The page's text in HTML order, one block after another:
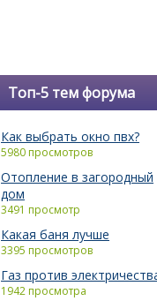
Топ-5 тем форума
Как выбрать окно пвх?
5980 просмотров
Отопление в загородный
дом
3491 просмотр
Какая баня лучше
3395 просмотров
Газ против
1942 просмотра